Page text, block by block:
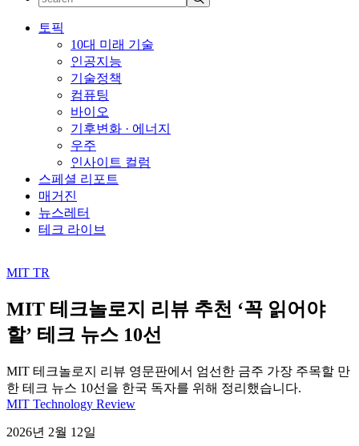
토픽
10대 미래 기술
인공지능
기술정책
컴퓨팅
바이오
기후변화 · 에너지
우주
인사이트 컬럼
스페셜 리포트
매거진
뉴스레터
테크 라이브
MIT TR
MIT 테크놀로지 리뷰 추천 ‘꼭 읽어야
할’ 테크 뉴스 10선
MIT 테크놀로지 리뷰 영문판에서 엄선한 금주 가장 주목할 만
한 테크 뉴스 10선을 한국 독자를 위해 정리했습니다.
MIT Technology Review
2026년 2월 12일